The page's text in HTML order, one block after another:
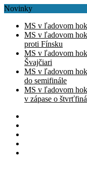
Novinky
MS v ľadovom
MS v ľadovom
proti Fínsku
MS v ľadovom
Švajčiari
MS v ľadovom
do semifinále
MS v ľadovom
v zápase o